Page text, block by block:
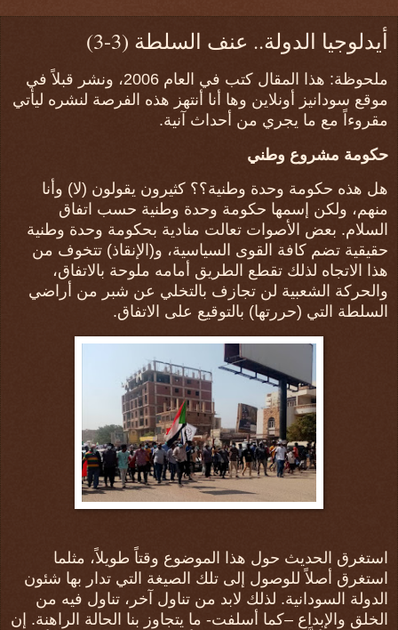
أيدلوجيا الدولة.. عنف السلطة (3-3)
ملحوظة: هذا المقال كتب في العام 2006، ونشر قبلاً في
موقع سودانيز أونلاين وها أنا أنتهز هذه الفرصة لنشره ليأتي
مقروءاً مع ما يجري من أحداث آنية.
حكومة مشروع وطني
هل هذه حكومة وحدة وطنية؟؟ كثيرون يقولون (لا) وأنا
منهم، ولكن إسمها حكومة وحدة وطنية حسب اتفاق
السلام. بعض الأصوات تعالت منادية بحكومة وحدة وطنية
حقيقية تضم كافة القوى السياسية، و(الإنقاذ) تتخوف من
هذا الاتجاه لذلك تقطع الطريق أمامه ملوحة بالاتفاق،
والحركة الشعبية لن تجازف بالتخلي عن شبر من أراضي
السلطة التي (حررتها) بالتوقيع على الاتفاق.
استغرق الحديث حول هذا الموضوع وقتاً طويلاً، مثلما
استغرق أصلاً للوصول إلى تلك الصيغة التي تدار بها شئون
الدولة السودانية. لذلك لابد من تناول آخر، تناول فيه من
الخلق والإبداع –كما أسلفت- ما يتجاوز بنا الحالة الراهنة. إن